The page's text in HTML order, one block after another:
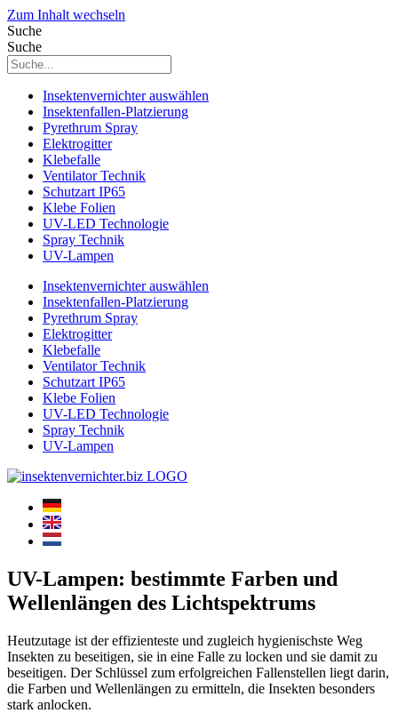
Zum Inhalt wechseln
Suche
Suche
Insektenvernichter auswählen
Insektenfallen-Platzierung
Pyrethrum Spray
Elektrogitter
Klebefalle
Ventilator Technik
Schutzart IP65
Klebe Folien
UV-LED Technologie
Spray Technik
UV-Lampen
Insektenvernichter auswählen
Insektenfallen-Platzierung
Pyrethrum Spray
Elektrogitter
Klebefalle
Ventilator Technik
Schutzart IP65
Klebe Folien
UV-LED Technologie
Spray Technik
UV-Lampen
UV-Lampen: bestimmte Farben und
Wellenlängen des Lichtspektrums
Heutzutage ist der effizienteste und zugleich hygienischste Weg
Insekten zu beseitigen, sie in eine Falle zu locken und sie damit zu
beseitigen. Der Schlüssel zum erfolgreichen Fallenstellen liegt darin,
die Farben und Wellenlängen zu ermitteln, die Insekten besonders
stark anlocken.